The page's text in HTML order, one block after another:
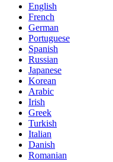
English
French
German
Portuguese
Spanish
Russian
Japanese
Korean
Arabic
Irish
Greek
Turkish
Italian
Danish
Romanian